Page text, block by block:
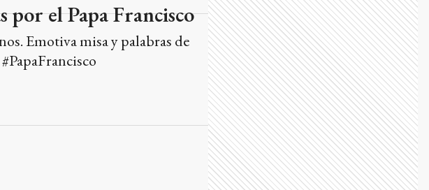
por el Papa Francisco
Emotiva misa y palabras de